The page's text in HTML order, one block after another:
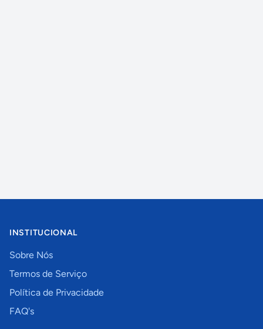
INSTITUCIONAL
Sobre Nós
Termos de Serviço
Política de Privacidade
FAQ's